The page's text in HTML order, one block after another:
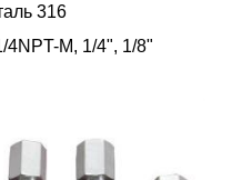
316
4NPT-M, 1/4", 1/8"